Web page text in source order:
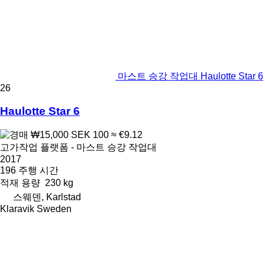
마스트 승강 작업대 Haulotte Star 6
26
Haulotte Star 6
₩15,000 SEK 100 ≈ €9.12
고가작업 플랫폼 - 마스트 승강 작업대
2017
196 주행 시간
적재 용량 230 kg
스웨덴, Karlstad
Klaravik Sweden